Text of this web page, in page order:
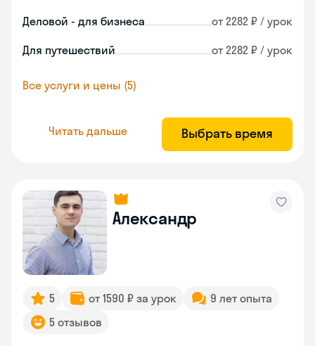
Деловой - для бизнеса от 2282 ₽ / урок
Для путешествий от 2282 ₽ / урок
Все услуги и цены (5)
Читать дальше Выбрать время
Александр
5 от 1590 ₽ за урок
9 лет опыта
5 отзывов